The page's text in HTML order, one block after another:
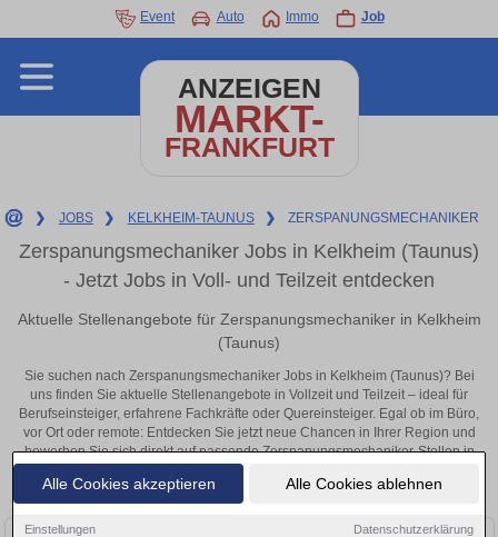
Alle Cookies akzeptieren Alle Cookies ablehnen
Einstellungen Datenschutzerklärung
Event Auto Immo Job
ANZEIGEN
MARKT-
FRANKFURT
❯ JOBS ❯ KELKHEIM-TAUNUS ❯ ZERSPANUNGSMECHANIKER
Zerspanungsmechaniker Jobs in Kelkheim (Taunus)
- Jetzt Jobs in Voll- und Teilzeit entdecken
Aktuelle Stellenangebote für Zerspanungsmechaniker in Kelkheim
(Taunus)
Sie suchen nach Zerspanungsmechaniker Jobs in Kelkheim (Taunus)? Bei
uns finden Sie aktuelle Stellenangebote in Vollzeit und Teilzeit – ideal für
Berufseinsteiger, erfahrene Fachkräfte oder Quereinsteiger. Egal ob im Büro,
vor Ort oder remote: Entdecken Sie jetzt neue Chancen in Ihrer Region und
bewerben Sie sich direkt auf passende Zerspanungsmechaniker-Stellen in
Kelkheim (Taunus)!